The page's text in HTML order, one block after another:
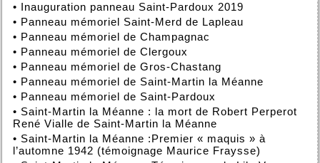
•
Inauguration panneau Saint-Pardoux 2019
• Panneau mémoriel Saint-Merd de Lapleau
• Panneau mémoriel de Champagnac
• Panneau mémoriel de Clergoux
• Panneau mémoriel de Gros-Chastang
• Panneau mémoriel de Saint-Martin la Méanne
• Panneau mémoriel de Saint-Pardoux
• Saint-Martin la Méanne : la mort de Robert Perperot
René Vialle de Saint-Martin la Méanne
• Saint-Martin la Méanne :Premier « maquis » à
l’automne 1942 (témoignage Maurice Fraysse)